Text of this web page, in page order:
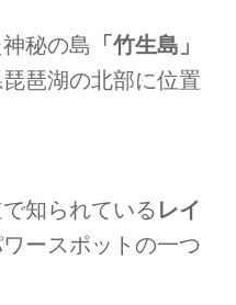
秘の島 「竹生島」
琶湖の北部に位置
知られている レイ
ースポットの一つ